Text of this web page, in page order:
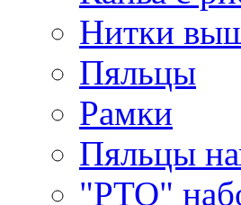
Нитки
Пяльцы
Рамки
Пяльцы
"РТО"